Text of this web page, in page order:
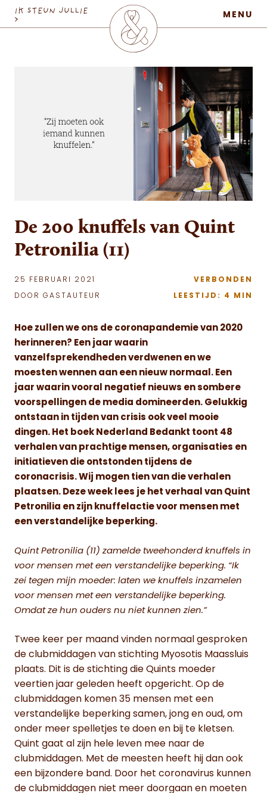
MaatschapWij
MENU
IK STEUN JULLIE
>
De 200 knuffels van Quint
Petronilia (11)
25 FEBRUARI 2021
DOOR GASTAUTEUR
VERBONDEN
LEESTIJD: 4 MIN
Hoe zullen we ons de coronapandemie van 2020
herinneren? Een jaar waarin
vanzelfsprekendheden verdwenen en we
moesten wennen aan een nieuw normaal. Een
jaar waarin vooral negatief nieuws en sombere
voorspellingen de media domineerden. Gelukkig
ontstaan in tijden van crisis ook veel mooie
dingen. Het boek Nederland Bedankt toont 48
verhalen van prachtige mensen, organisaties en
initiatieven die ontstonden tijdens de
coronacrisis. Wij mogen tien van die verhalen
plaatsen. Deze week lees je het verhaal van Quint
Petronilia en zijn knuffelactie voor mensen met
een verstandelijke beperking.
Quint Petronilia (11) zamelde tweehonderd knuffels in
voor mensen met een verstandelijke beperking. “Ik
zei tegen mijn moeder: laten we knuffels inzamelen
voor mensen met een verstandelijke beperking.
Omdat ze hun ouders nu niet kunnen zien.”
Twee keer per maand vinden normaal gesproken
de clubmiddagen van stichting Myosotis Maassluis
plaats. Dit is de stichting die Quints moeder
veertien jaar geleden heeft opgericht. Op de
clubmiddagen komen 35 mensen met een
verstandelijke beperking samen, jong en oud, om
onder meer spelletjes te doen en bij te kletsen.
Quint gaat al zijn hele leven mee naar de
clubmiddagen. Met de meesten heeft hij dan ook
een bijzondere band. Door het coronavirus kunnen
de clubmiddagen niet meer doorgaan en moeten